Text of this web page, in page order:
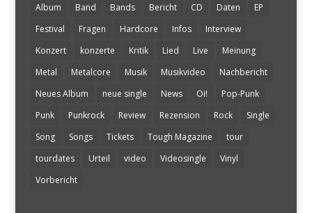
Album Band Bands Bericht CD Daten
EP
Festival
Fragen Hardcore Infos
Interview
Konzert
konzerte Kritik Lied Live
Meinung
Metal
Metalcore Musik Musikvideo
Nachbericht
Neues Album
neue single News Oi!
Pop-Punk
Punk
Punkrock Review Rezension Rock
Single
Song
Songs Tickets Tough Magazine
tour
tourdates
Urteil video Videosingle
Vinyl
Vorbericht